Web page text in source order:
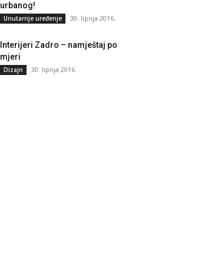
urbanog!
Unutarnje uređenje 30. lipnja 2016.
Interijeri Zadro – namještaj po
mjeri
Dizajn 30. lipnja 2016.